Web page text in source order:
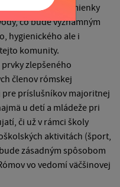
technické podmienky
čo bude významným
hygienického ale i
komunity.
zlepšeného
členov rómskej
príslušníkov majoritnej
u detí a mládeže pri
či už v rámci školy
aktivitách (šport,
zásadným spôsobom
vo vedomí väčšinovej